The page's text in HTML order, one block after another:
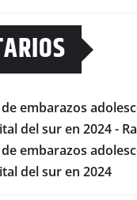
embarazos
del sur en 2024 -
embarazos
del sur en 2024